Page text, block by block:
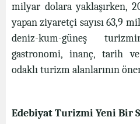
milyar dolara yaklaşırken,
yapan ziyaretçi sayısı 63,9
deniz-kum-güneş
gastronomi, inanç, tarih
odaklı turizm alanlarının
Edebiyat Turizmi Yeni Bir